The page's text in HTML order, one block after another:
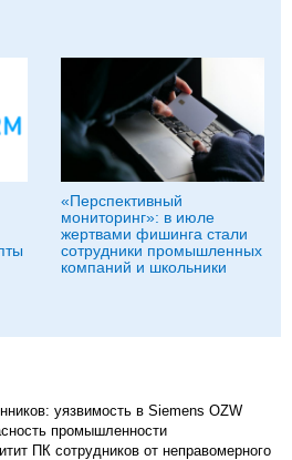
«Перспективный
мониторинг»: в июле
жертвами фишинга стали
сотрудники промышленных
компаний и школьники
уязвимость в Siemens OZW
промышленности
ПК сотрудников от неправомерного